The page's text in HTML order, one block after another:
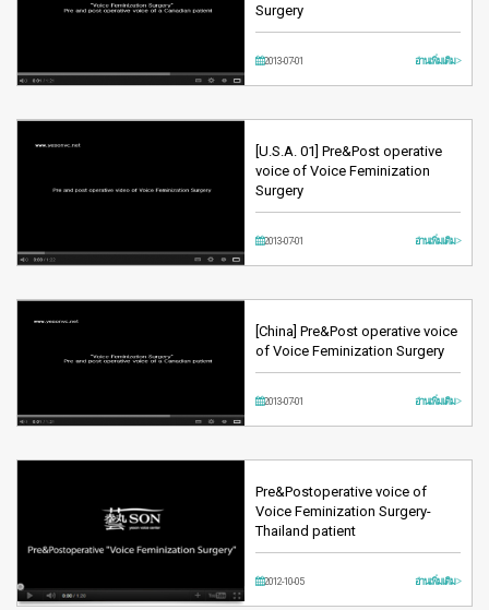
Surgery
2013-07-01 อ่านเพิ่มเติม >
[U.S.A. 01] Pre&Post operative
voice of Voice Feminization
Surgery
2013-07-01 อ่านเพิ่มเติม >
[China] Pre&Post operative voice
of Voice Feminization Surgery
2013-07-01 อ่านเพิ่มเติม >
Pre&Postoperative voice of
Voice Feminization Surgery-
Thailand patient
2012-10-05 อ่านเพิ่มเติม >